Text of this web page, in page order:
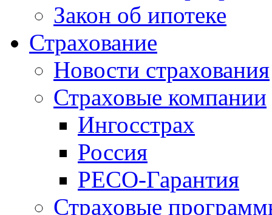
Закон об ипотеке
Страхование
Новости страхования
Страховые компании
Ингосстрах
Россия
РЕСО-Гарантия
Страховые